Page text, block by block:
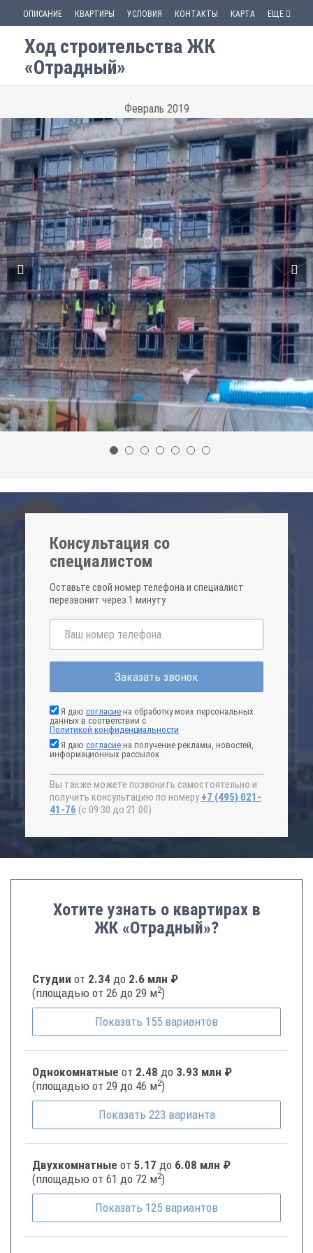
ОПИСАНИЕ КВАРТИРЫ УСЛОВИЯ КОНТАКТЫ КАРТА ЕЩЕ
Ход строительства ЖК
«Отрадный»
Февраль 2019
Консультация со
специалистом
Оставьте свой номер телефона и специалист
перезвонит через 1 минуту
Заказать звонок
Я даю согласиена обработку моих персональных
данных в соответствии с
Политикой конфиденциальности
Я даю согласиена получение рекламы, новостей,
информационных рассылок
Вы также можете позвонить самостоятельно и
получить консультацию по номеру +7 (495) 021-
41-76 (с 09:30 до 21:00)
Хотите узнать о квартирах в
ЖК «Отрадный»?
Студии от 2.34 до 2.6 млн ₽
(площадью от 26 до 29 м2)
Показать 155 вариантов
Однокомнатные от 2.48 до 3.93 млн ₽
(площадью от 29 до 46 м2)
Показать 223 варианта
Двухкомнатные от 5.17 до 6.08 млн ₽
(площадью от 61 до 72 м2)
Показать 125 вариантов